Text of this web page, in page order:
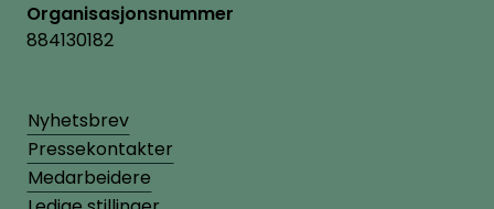
Organisasjonsnummer
884130182
Nyhetsbrev
Pressekontakter
Medarbeidere